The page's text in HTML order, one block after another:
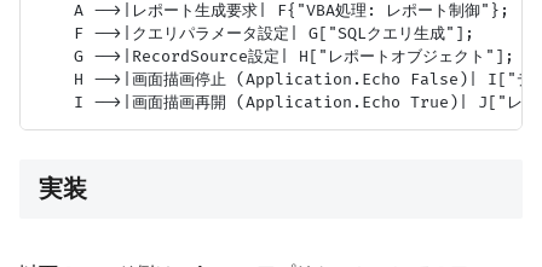
    A -->|レポート生成要求| F{"VBA処理: レポート制御"};
    F -->|クエリパラメータ設定| G["SQLクエリ生成"];
    G -->|RecordSource設定| H["レポートオブジェクト"];
H -->|画面描画停止 (Application.Echo False)| I["デー
実装